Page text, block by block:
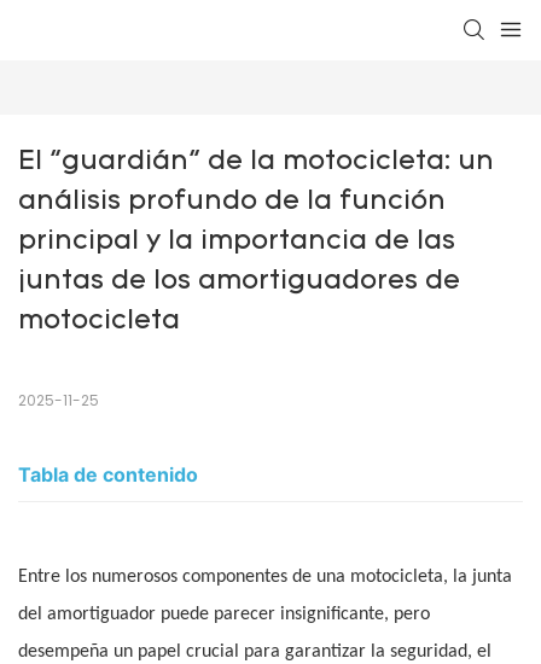
El "guardián" de la motocicleta: un
análisis profundo de la función
principal y la importancia de las
juntas de los amortiguadores de
motocicleta
2025-11-25
Tabla de contenido
Entre los numerosos componentes de una motocicleta, la junta
del amortiguador puede parecer insignificante, pero
desempeña un papel crucial para garantizar la seguridad, el